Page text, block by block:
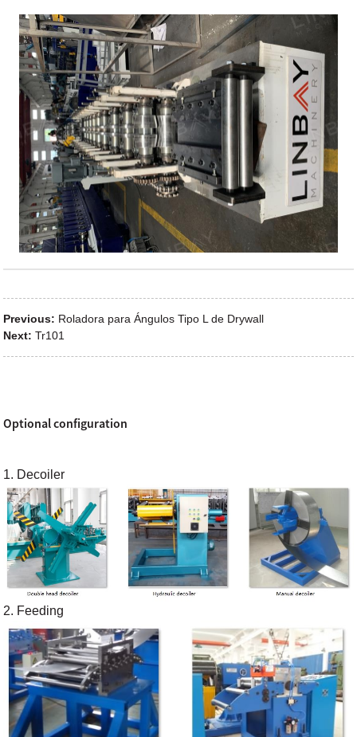
Previous: Roladora para Ángulos Tipo L de Drywall
Next: Tr101
Optional configuration
1. Decoiler
2. Feeding